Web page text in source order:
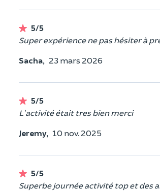
5/5
Super expérience ne pas hésiter à
Sacha, 23 mars 2026
5/5
L'activité était tres bien merci
Jeremy, 10 nov. 2025
5/5
Superbe journée activité top et des